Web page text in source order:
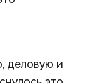
деловую и